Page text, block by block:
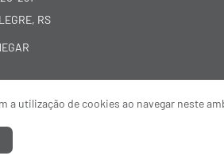
RS
utilização de cookies ao navegar neste